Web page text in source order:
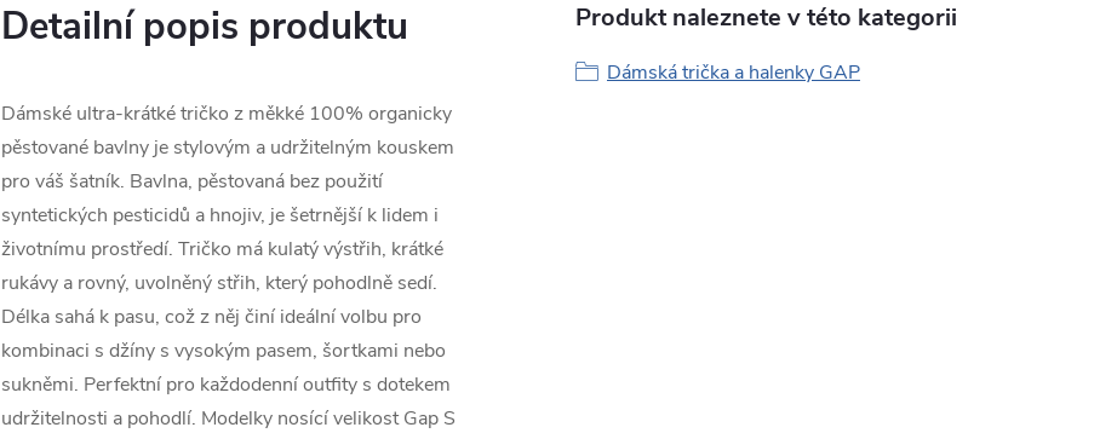
Detailní popis produktu
Dámské ultra-krátké tričko z měkké 100% organicky
pěstované bavlny je stylovým a udržitelným kouskem
pro váš šatník. Bavlna, pěstovaná bez použití
syntetických pesticidů a hnojiv, je šetrnější k lidem i
životnímu prostředí. Tričko má kulatý výstřih, krátké
rukávy a rovný, uvolněný střih, který pohodlně sedí.
Délka sahá k pasu, což z něj činí ideální volbu pro
kombinaci s džíny s vysokým pasem, šortkami nebo
sukněmi. Perfektní pro každodenní outfity s dotekem
udržitelnosti a pohodlí. Modelky nosící velikost Gap S
Produkt naleznete v této kategorii
Dámská trička a halenky GAP